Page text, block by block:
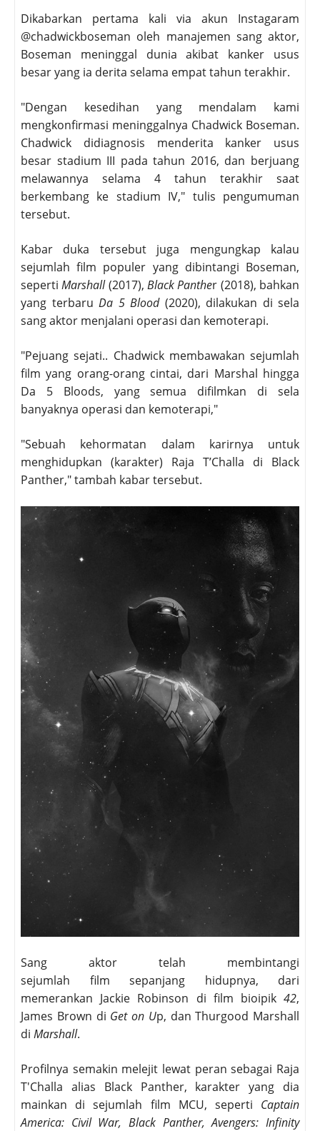
Dikabarkan pertama kali via akun Instagaram
@chadwickboseman oleh manajemen sang aktor,
Boseman meninggal dunia akibat kanker usus
besar yang ia derita selama empat tahun terakhir.
"Dengan kesedihan yang mendalam kami
mengkonfirmasi meninggalnya Chadwick Boseman.
Chadwick didiagnosis menderita kanker usus
besar stadium III pada tahun 2016, dan berjuang
melawannya selama 4 tahun terakhir saat
berkembang ke stadium IV," tulis pengumuman
tersebut.
Kabar duka tersebut juga mengungkap kalau
sejumlah film populer yang dibintangi Boseman,
sepertiMarshall(2017),Black Panther (2018), bahkan
yang terbaru Da 5 Blood(2020), dilakukan di sela
sang aktor menjalani operasi dan kemoterapi.
"Pejuang sejati.. Chadwick membawakan sejumlah
film yang orang-orang cintai, dari Marshal hingga
Da 5 Bloods, yang semua difilmkan di sela
banyaknya operasi dan kemoterapi,"
"Sebuah kehormatan dalam karirnya untuk
menghidupkan (karakter) Raja T’Challa di Black
Panther," tambah kabar tersebut.
Sang aktor telah membintangi
sejumlah film sepanjang hidupnya, dari
memerankan Jackie Robinson di film bioipik 42,
James Brown di Get on Up, dan Thurgood Marshall
di Marshall.
Profilnya semakin melejit lewat peran sebagai Raja
T'Challa alias Black Panther, karakter yang dia
mainkan di sejumlah film MCU, seperti Captain
America: Civil War, Black Panther, Avengers: Infinity